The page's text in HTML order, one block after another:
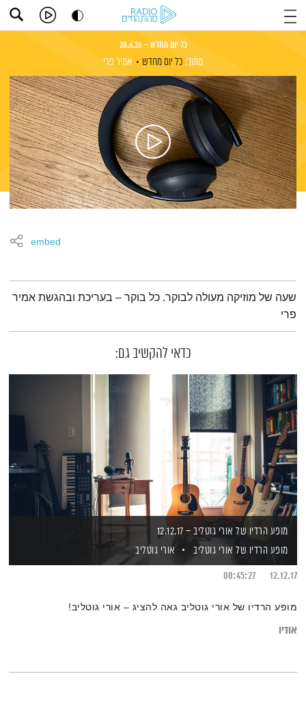
כל יום מחדש – 28.6.26
מתוך: כל יום מחדש אמיר פרי
embed
תמצית הפודקאסט
שעה של מוזיקה מעולה לבוקר. כל בוקר – בעריכת ובהגשת אמיר
פרי
כדאי להקשיב גם:
מופע הרדיו של אורי גוטליב – 12.12.17
מופע הרדיו של אורי גוטליב
אורי גוטליב
12.12.17
00:45:27
מופע הרדיו של אורי גוטליב גאה להציג – אורי גוטליב!
אודיו